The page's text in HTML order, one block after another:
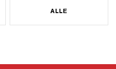
ALLE